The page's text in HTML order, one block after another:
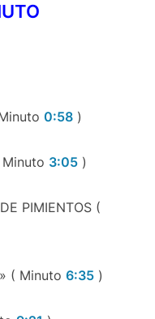
0:58)
Minuto 3:05)
PIMIENTOS (
( Minuto 6:35)